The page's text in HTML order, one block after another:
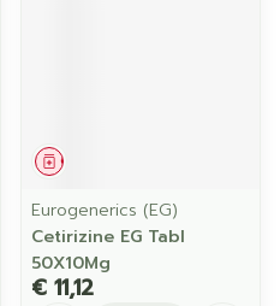
Geneesmiddel
Eurogenerics (EG)
Cetirizine EG Tabl
50X10Mg
€ 11,12